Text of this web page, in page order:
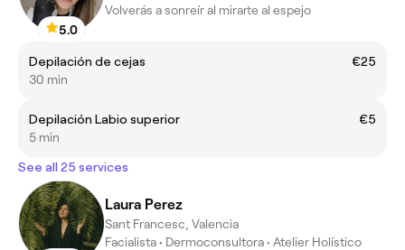
5.0
Volverás a sonreír al mirarte al espejo
Depilación de cejas
€25
30 min
Depilación Labio superior
€5
5 min
See all 25 services
Laura Perez
Sant Francesc, Valencia
Facialista • Dermoconsultora • Atelier Holístico